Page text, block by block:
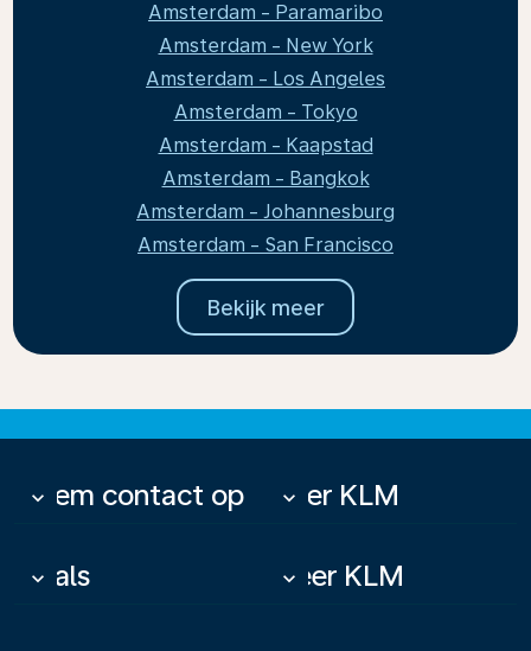
Amsterdam - Paramaribo
Amsterdam - New York
Amsterdam - Los Angeles
Amsterdam - Tokyo
Amsterdam - Kaapstad
Amsterdam - Bangkok
Amsterdam - Johannesburg
Amsterdam - San Francisco
Bekijk meer
Neem contact op
keyboard_arrow_down Over KLM
keyboard_arrow_down
Deals
keyboard_arrow_down Meer KLM
keyboard_arrow_down